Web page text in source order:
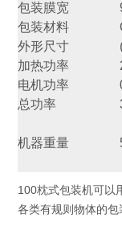
包装膜宽
包装材料
外形尺寸
加热功率
电机功率
总功率
机器重量
100枕式包装机可以
各类有规则物体的包